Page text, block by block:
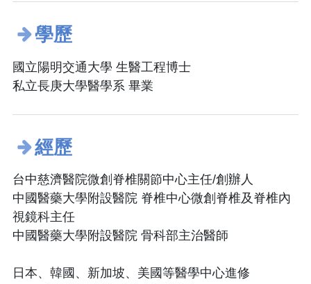
學歷
國立陽明交通大學 生醫工程博士
私立長庚大學醫學系 畢業
經歷
台中慈濟醫院微創脊椎關節中心主任/創辦人
中國醫藥大學附設醫院 脊椎中心微創脊椎及脊椎內
視鏡科主任
中國醫藥大學附設醫院 骨科部主治醫師
日本、韓國、新加坡、美國等醫學中心進修